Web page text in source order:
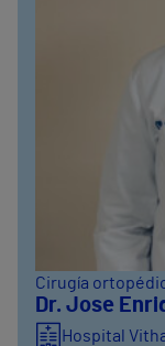
Cirugía
Dr. Jose
Hospital